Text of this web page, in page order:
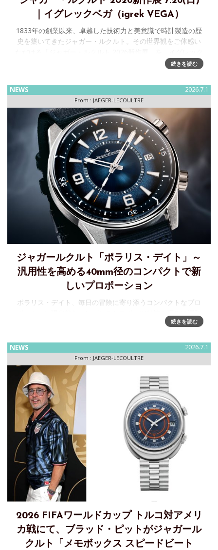
｜イグレックベガ（igrek VEGA）
1833年の創業以来、卓越した技術力と美意識で時計製造の歴
史を築いてきたジャガー・ルクルト。その世界観をご体感い
ベガ（igrek VEGA）にて開催いたします。 会場では、話
続きを読む
NEWS 2026.7.1
From : JAEGER-LECOULTRE
ジャガールクルト「ポラリス・デイト」～
汎用性を高める40mm径のコンパクトで新
しいプロポーション
ポラリス・デイト、毎日の冒険に寄り添うコンパクトなプロ
させたジャガー・ルクルトは、ポラリス・デイトをコンパク
化、厚み12.9
続きを読む
NEWS 2026.7.1
From : JAEGER-LECOULTRE
2026 FIFAワールドカップ トルコ対アメリ
カ戦にて、ブラッド・ピットがジャガール
クルト「メモボックス スピードビート